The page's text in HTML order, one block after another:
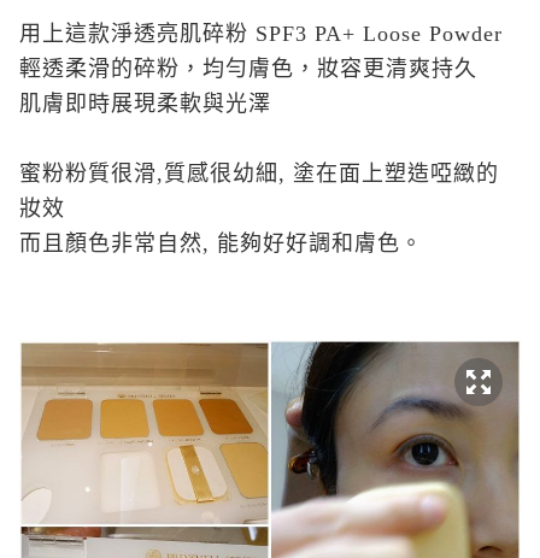
用上這款淨透亮肌碎粉 SPF3 PA+ Loose Powder
輕透柔滑的碎粉，均勻膚色，妝容更清爽持久
肌膚即時展現柔軟與光澤
蜜粉粉質很滑,質感很幼細, 塗在面上塑造啞緻的
妝效
而且顏色非常自然, 能夠好好調和膚色。